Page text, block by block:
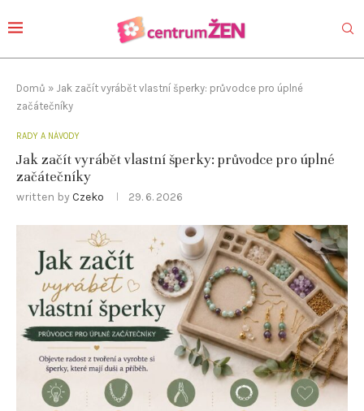
Domů » Jak začít vyrábět vlastní šperky: průvodce pro úplné
začátečníky
RADY A NÁVODY
Jak začít vyrábět vlastní šperky: průvodce pro úplné
začátečníky
written by Czeko 29. 6. 2026